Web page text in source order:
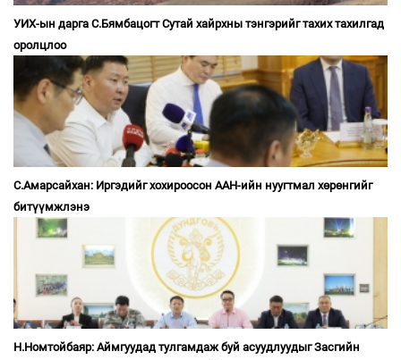
УИХ-ын дарга С.Бямбацогт Сутай хайрхны тэнгэрийг тахих тахилгад
оролцлоо
С.Амарсайхан: Иргэдийг хохироосон ААН-ийн нуугтмал хөрөнгийг
битүүмжлэнэ
Н.Номтойбаяр: Аймгуудад тулгамдаж буй асуудлуудыг Засгийн